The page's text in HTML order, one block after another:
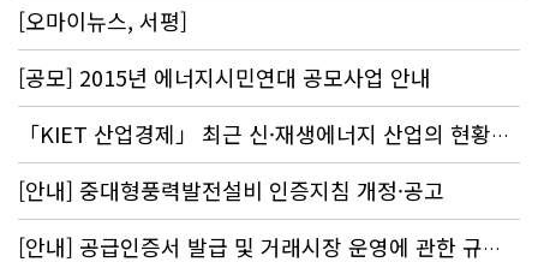
[오마이뉴스, 서평]
[공모] 2015년 에너지시민연대 공모사업 안내
「KIET 산업경제」 최근 신·재생에너지 산업의 현황과 과제
[안내] 중대형풍력발전설비 인증지침 개정·공고
[안내] 공급인증서 발급 및 거래시장 운영에 관한 규칙 개정·공고